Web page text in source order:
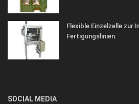
Flexible Einzelzelle zur
Fertigungslinien.
SOCIAL MEDIA